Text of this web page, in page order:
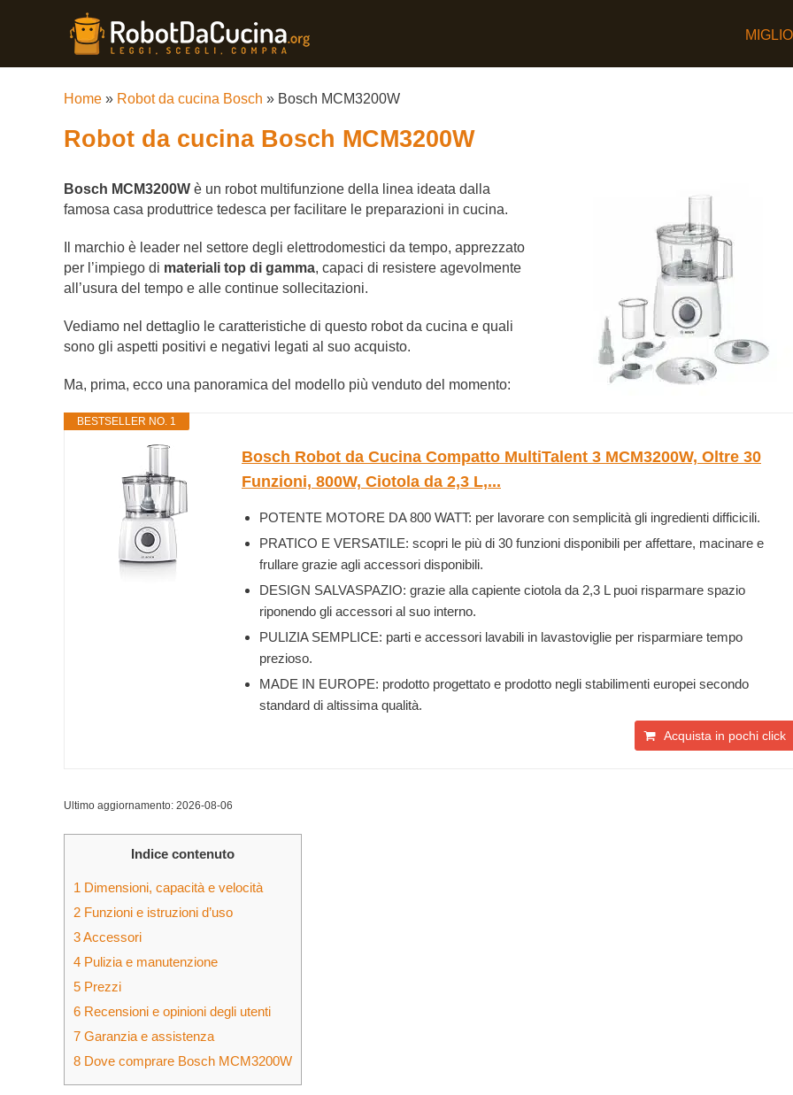
Home » Robot da cucina Bosch » Bosch MCM3200W
Robot da cucina Bosch MCM3200W
Bosch MCM3200W è un robot multifunzione della linea ideata dalla
famosa casa produttrice tedesca per facilitare le preparazioni in cucina.
Il marchio è leader nel settore degli elettrodomestici da tempo, apprezzato
per l’impiego di materiali top di gamma, capaci di resistere agevolmente
all’usura del tempo e alle continue sollecitazioni.
Vediamo nel dettaglio le caratteristiche di questo robot da cucina e quali
sono gli aspetti positivi e negativi legati al suo acquisto.
Ma, prima, ecco una panoramica del modello più venduto del momento:
BESTSELLER NO. 1
Bosch Robot da Cucina Compatto MultiTalent 3 MCM3200W, Oltre 30
Funzioni, 800W, Ciotola da 2,3 L,...
POTENTE MOTORE DA 800 WATT: per lavorare con semplicità gli ingredienti difficicili.
PRATICO E VERSATILE: scopri le più di 30 funzioni disponibili per affettare, macinare e
frullare grazie agli accessori disponibili.
DESIGN SALVASPAZIO: grazie alla capiente ciotola da 2,3 L puoi risparmare spazio
riponendo gli accessori al suo interno.
PULIZIA SEMPLICE: parti e accessori lavabili in lavastoviglie per risparmiare tempo
prezioso.
MADE IN EUROPE: prodotto progettato e prodotto negli stabilimenti europei secondo
standard di altissima qualità.
Acquista in pochi click
Ultimo aggiornamento: 2026-08-06
Indice contenuto
1 Dimensioni, capacità e velocità
2 Funzioni e istruzioni d’uso
3Accessori
4 Pulizia e manutenzione
5 Prezzi
6 Recensioni e opinioni degli utenti
7 Garanzia e assistenza
8 Dove comprare Bosch MCM3200W